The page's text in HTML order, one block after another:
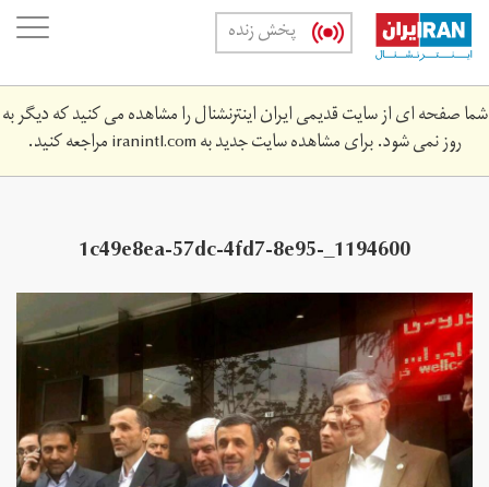
Skip
main
content
پخش زنده
شما صفحه ای از سایت قدیمی ایران اینترنشنال را مشاهده می کنید که دیگر به
روز نمی شود. برای مشاهده سایت جدید بهiranintl.comمراجعه کنید.
1194600_1c49e8ea-57dc-4fd7-8e95-
0aa35e6a5374.jpg